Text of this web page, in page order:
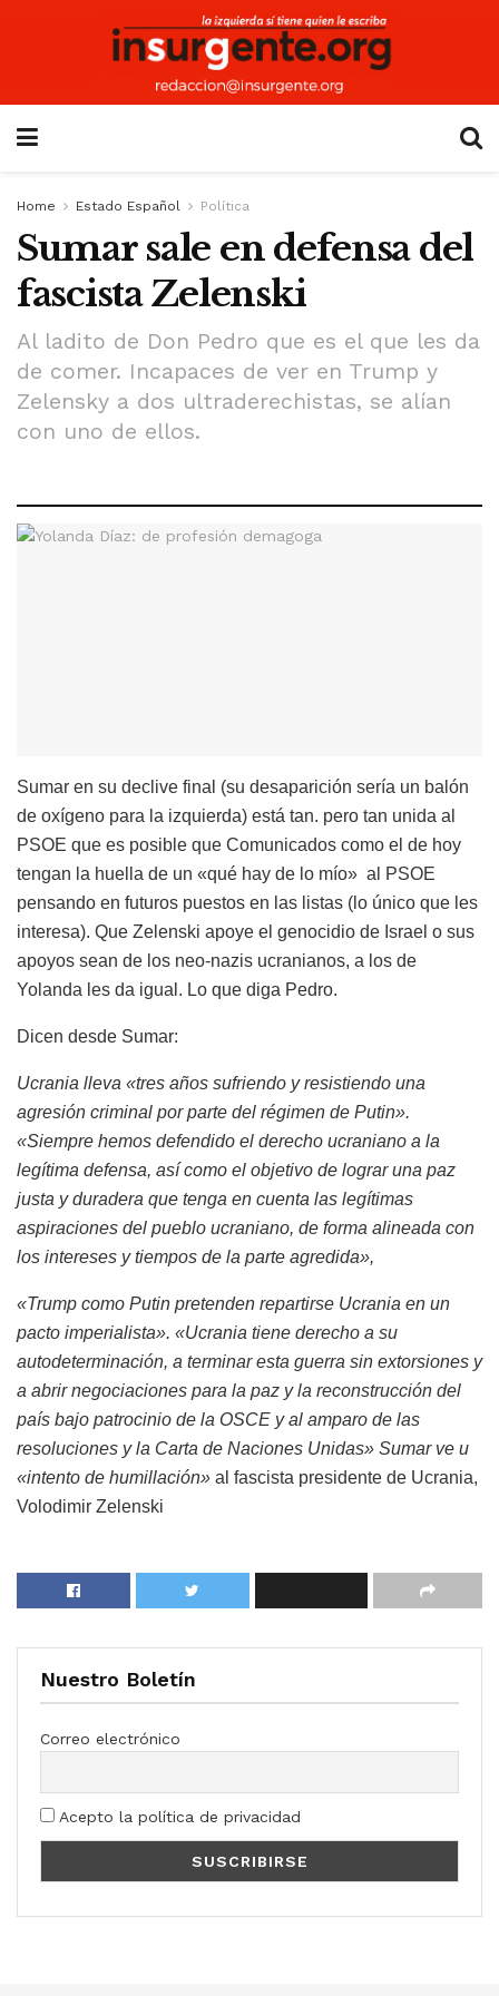
Home Estado Español Política
Sumar sale en defensa del
fascista Zelenski
Al ladito de Don Pedro que es el que les da
de comer. Incapaces de ver en Trump y
Zelensky a dos ultraderechistas, se alían
con uno de ellos.
Sumar en su declive final (su desaparición sería un balón
de oxígeno para la izquierda) está tan. pero tan unida al
PSOE que es posible que Comunicados como el de hoy
tengan la huella de un «qué hay de lo mío» al PSOE
pensando en futuros puestos en las listas (lo único que les
interesa). Que Zelenski apoye el genocidio de Israel o sus
apoyos sean de los neo-nazis ucranianos, a los de
Yolanda les da igual. Lo que diga Pedro.
Dicen desde Sumar:
Ucrania lleva «tres años sufriendo y resistiendo una
agresión criminal por parte del régimen de Putin».
«Siempre hemos defendido el derecho ucraniano a la
legítima defensa, así como el objetivo de lograr una paz
justa y duradera que tenga en cuenta las legítimas
aspiraciones del pueblo ucraniano, de forma alineada con
los intereses y tiempos de la parte agredida»,
«Trump como Putin pretenden repartirse Ucrania en un
pacto imperialista». «Ucrania tiene derecho a su
autodeterminación, a terminar esta guerra sin extorsiones y
a abrir negociaciones para la paz y la reconstrucción del
país bajo patrocinio de la OSCE y al amparo de las
resoluciones y la Carta de Naciones Unidas» Sumar ve u
«intento de humillación» al fascista presidente de Ucrania,
Volodimir Zelenski
Nuestro Boletín
Correo electrónico
Acepto la política de privacidad